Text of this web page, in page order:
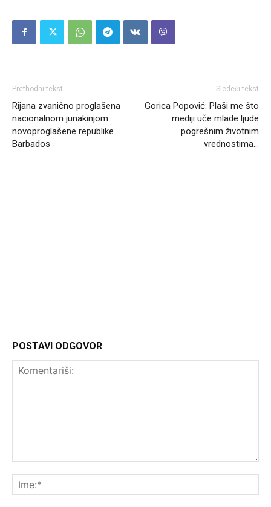
Prethodni tekst
Rijana zvanično proglašena
nacionalnom junakinjom
novoproglašene republike
Barbados
Sledeći tekst
Gorica Popović: Plaši me što
mediji uče mlade ljude
pogrešnim životnim
vrednostima…
POSTAVI ODGOVOR